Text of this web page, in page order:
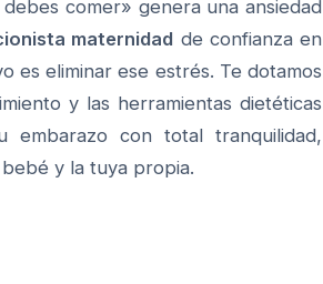
comer» genera una ansiedad
maternidad de confianza en
es eliminar ese estrés. Te dotamos
y las herramientas dietéticas
con total tranquilidad,
y la tuya propia.